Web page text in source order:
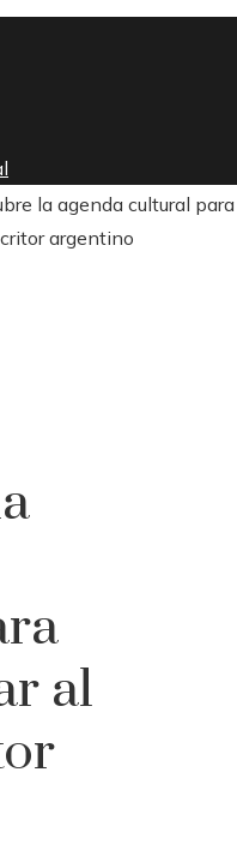
la agenda cultural para
argentino
al